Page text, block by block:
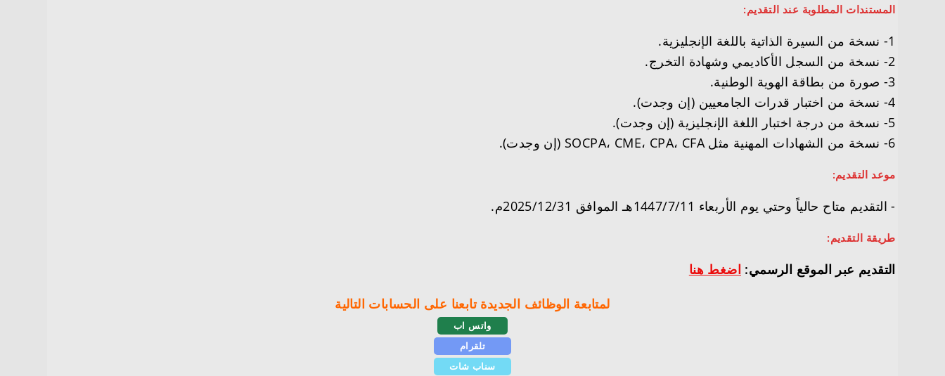
المستندات المطلوبة عند التقديم:
1- نسخة من السيرة الذاتية باللغة الإنجليزية.
2- نسخة من السجل الأكاديمي وشهادة التخرج.
3- صورة من بطاقة الهوية الوطنية.
4- نسخة من اختبار قدرات الجامعيين (إن وجدت).
5- نسخة من درجة اختبار اللغة الإنجليزية (إن وجدت).
6- نسخة من الشهادات المهنية مثل SOCPA، CME، CPA، CFA (إن وجدت).
موعد التقديم:
­- التقديم متاح حالياً وحتي يوم الأربعاء 1447/7/11هـ الموافق 2025/12/31م.
طريقة التقديم:
التقديم عبر الموقع الرسمي: اضغط هنا
لمتابعة الوظائف الجديدة تابعنا على الحسابات التالية
واتس اب
تلقرام
سناب شات